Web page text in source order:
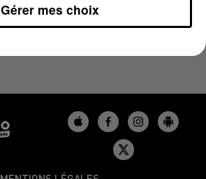
Gérer mes choix